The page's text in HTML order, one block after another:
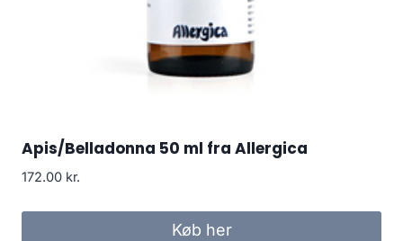
Apis/Belladonna 50 ml fra Allergica
172.00 kr.
Køb her